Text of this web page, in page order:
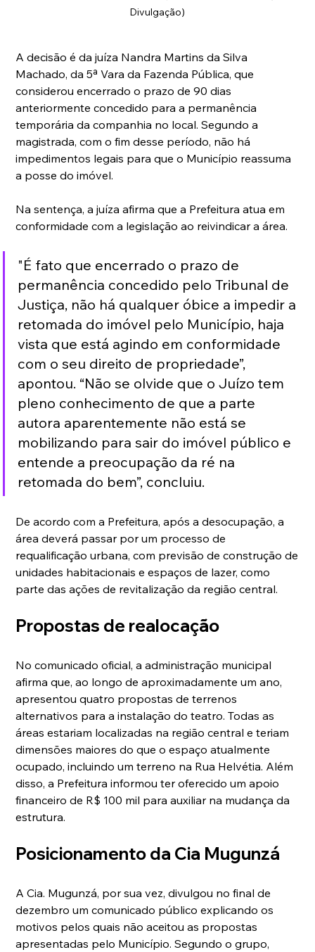
Divulgação)
A decisão é da juíza Nandra Martins da Silva
Machado, da 5ª Vara da Fazenda Pública, que
considerou encerrado o prazo de 90 dias
anteriormente concedido para a permanência
temporária da companhia no local. Segundo a
magistrada, com o fim desse período, não há
impedimentos legais para que o Município reassuma
a posse do imóvel.
Na sentença, a juíza afirma que a Prefeitura atua em
conformidade com a legislação ao reivindicar a área.
"É fato que encerrado o prazo de
permanência concedido pelo Tribunal de
Justiça, não há qualquer óbice a impedir a
retomada do imóvel pelo Município, haja
vista que está agindo em conformidade
com o seu direito de propriedade”,
apontou. “Não se olvide que o Juízo tem
pleno conhecimento de que a parte
autora aparentemente não está se
mobilizando para sair do imóvel público e
entende a preocupação da ré na
retomada do bem”, concluiu.
De acordo com a Prefeitura, após a desocupação, a
área deverá passar por um processo de
requalificação urbana, com previsão de construção de
unidades habitacionais e espaços de lazer, como
parte das ações de revitalização da região central.
Propostas de realocação
No comunicado oficial, a administração municipal
afirma que, ao longo de aproximadamente um ano,
apresentou quatro propostas de terrenos
alternativos para a instalação do teatro. Todas as
áreas estariam localizadas na região central e teriam
dimensões maiores do que o espaço atualmente
ocupado, incluindo um terreno na Rua Helvétia. Além
disso, a Prefeitura informou ter oferecido um apoio
financeiro de R$ 100 mil para auxiliar na mudança da
estrutura.
Posicionamento da Cia Mugunzá
A Cia. Mugunzá, por sua vez, divulgou no final de
dezembro um comunicado público explicando os
motivos pelos quais não aceitou as propostas
apresentadas pelo Município. Segundo o grupo,